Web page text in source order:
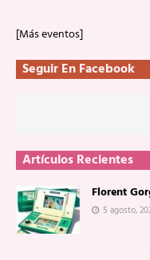
[Más eventos]
Seguir En Facebook
Artículos Recientes
Florent
5 agosto,